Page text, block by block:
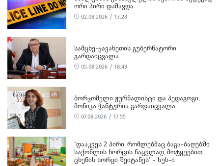
ᲝᲠᲘ ᲞᲘᲠᲘ ᲓᲐᲨᲐᲕᲓᲐ
02.08.2026 / 13:23
ᲡᲐᲛᲪᲮᲔ-ᲯᲐᲕᲐᲮᲔᲗᲘᲡ ᲒᲣᲑᲔᲠᲜᲐᲢᲝᲠᲘ
ᲒᲐᲠᲓᲐᲘᲪᲕᲐᲚᲐ
05.08.2026 / 18:43
ᲑᲝᲠᲯᲝᲛᲔᲚᲘ ᲟᲣᲠᲜᲐᲚᲘᲡᲢᲘ ᲓᲐ ᲞᲔᲓᲐᲒᲝᲒᲘ,
ᲛᲝᲜᲘᲙᲐ ᲭᲐᲜᲢᲣᲠᲘᲐ ᲒᲐᲠᲓᲐᲘᲪᲕᲐᲚᲐ
07.08.2026 / 17:55
‘ᲓᲐᲐᲙᲕᲔᲡ 2 ᲞᲘᲠᲘ, ᲠᲝᲛᲚᲔᲑᲛᲐᲪ ᲑᲐᲒᲐ-ᲑᲐᲦᲔᲑᲨᲘ
ᲡᲐᲥᲝᲜᲚᲘᲡ ᲮᲝᲠᲪᲘᲡ ᲜᲐᲪᲕᲚᲐᲓ, ᲛᲝᲢᲧᲣᲔᲑᲘᲗ,
ᲪᲮᲔᲜᲘᲡ ᲮᲝᲠᲪᲘ ᲨᲔᲘᲢᲐᲜᲔᲡ’ - ᲡᲣᲡ-Ი